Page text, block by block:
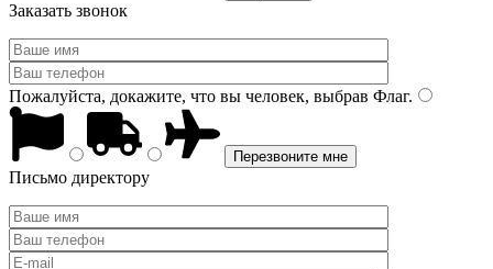
Заказать звонок
Пожалуйста, докажите, что вы человек, выбрав Флаг.
Письмо директору